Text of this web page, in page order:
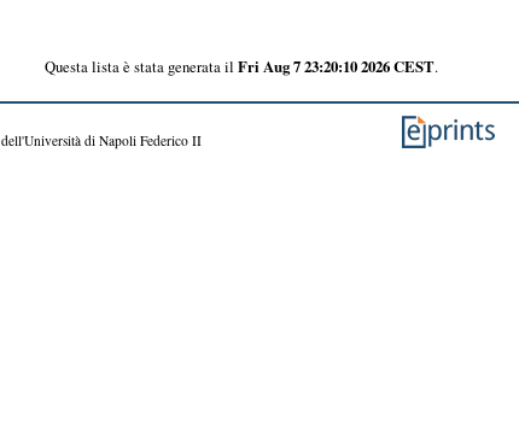
Questa lista è stata generata il Fri Aug 7 23:20:10 2026 CEST.
dell'Università di Napoli Federico II